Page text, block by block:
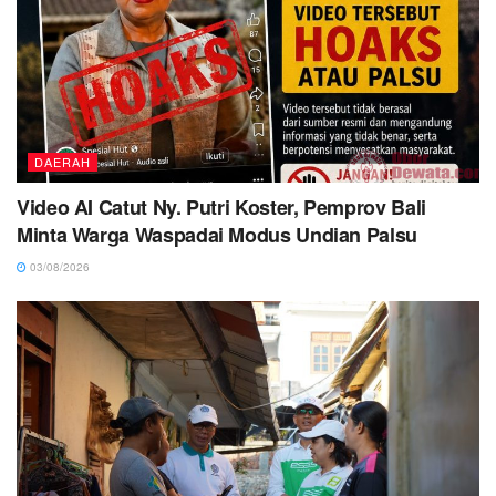
DAERAH
Video AI Catut Ny. Putri Koster, Pemprov Bali
Minta Warga Waspadai Modus Undian Palsu
03/08/2026